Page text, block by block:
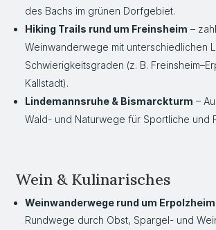
des Bachs im grünen Dorfgebiet.
Hiking Trails rund um Freinsheim –
Weinwanderwege mit unterschiedlichen
Schwierigkeitsgraden (z. B.
Kallstadt).
Lindemannsruhe & Bismarckturm –
Wald- und Naturwege für Sportliche und
Wein & Kulinarisches
Weinwanderwege rund um Erpolzheim
Rundwege durch Obst, Spargel- und